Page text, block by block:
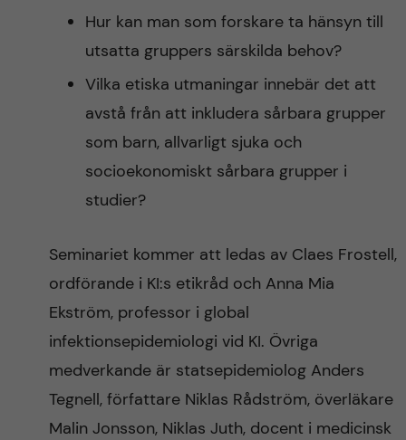
Hur kan man som forskare ta hänsyn till
utsatta gruppers särskilda behov?
Vilka etiska utmaningar innebär det att
avstå från att inkludera sårbara grupper
som barn, allvarligt sjuka och
socioekonomiskt sårbara grupper i
studier?
Seminariet kommer att ledas av Claes Frostell,
ordförande i KI:s etikråd och Anna Mia
Ekström, professor i global
infektionsepidemiologi vid KI. Övriga
medverkande är statsepidemiolog Anders
Tegnell, författare Niklas Rådström, överläkare
Malin Jonsson, Niklas Juth, docent i medicinsk